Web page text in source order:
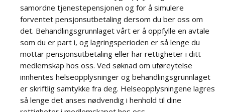
samordne tjenestepensjonen og for å simulere
forventet pensjonsutbetaling dersom du ber oss om
det. Behandlingsgrunnlaget vårt er å oppfylle en avtale
som du er part i, og lagringsperioden er så lenge du
mottar pensjonsutbetaling eller har rettigheter i ditt
medlemskap hos oss. Ved søknad om uføreytelse
innhentes helseopplysninger og behandlingsgrunnlaget
er skriftlig samtykke fra deg. Helseopplysningene lagres
så lenge det anses nødvendig i henhold til dine